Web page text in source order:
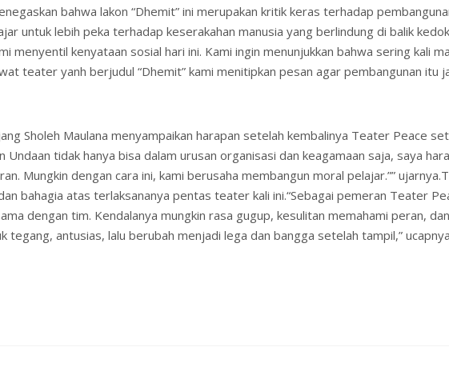
bahwa lakon “Dhemit” ini merupakan kritik keras terhadap
untuk lebih peka terhadap keserakahan manusia yang berlindung di balik
menyentil kenyataan sosial hari ini. Kami ingin menunjukkan bahwa sering kali
teater yanh berjudul “Dhemit” kami menitipkan pesan agar pembangunan itu
Sholeh Maulana menyampaikan harapan setelah kembalinya Teater Peace
tidak hanya bisa dalam urusan organisasi dan keagamaan saja, saya
Mungkin dengan cara ini, kami berusaha membangun moral pelajar.””
bahagia atas terlaksananya pentas teater kali ini.“Sebagai pemeran Teater
dengan tim. Kendalanya mungkin rasa gugup, kesulitan memahami peran,
tegang, antusias, lalu berubah menjadi lega dan bangga setelah tampil,”